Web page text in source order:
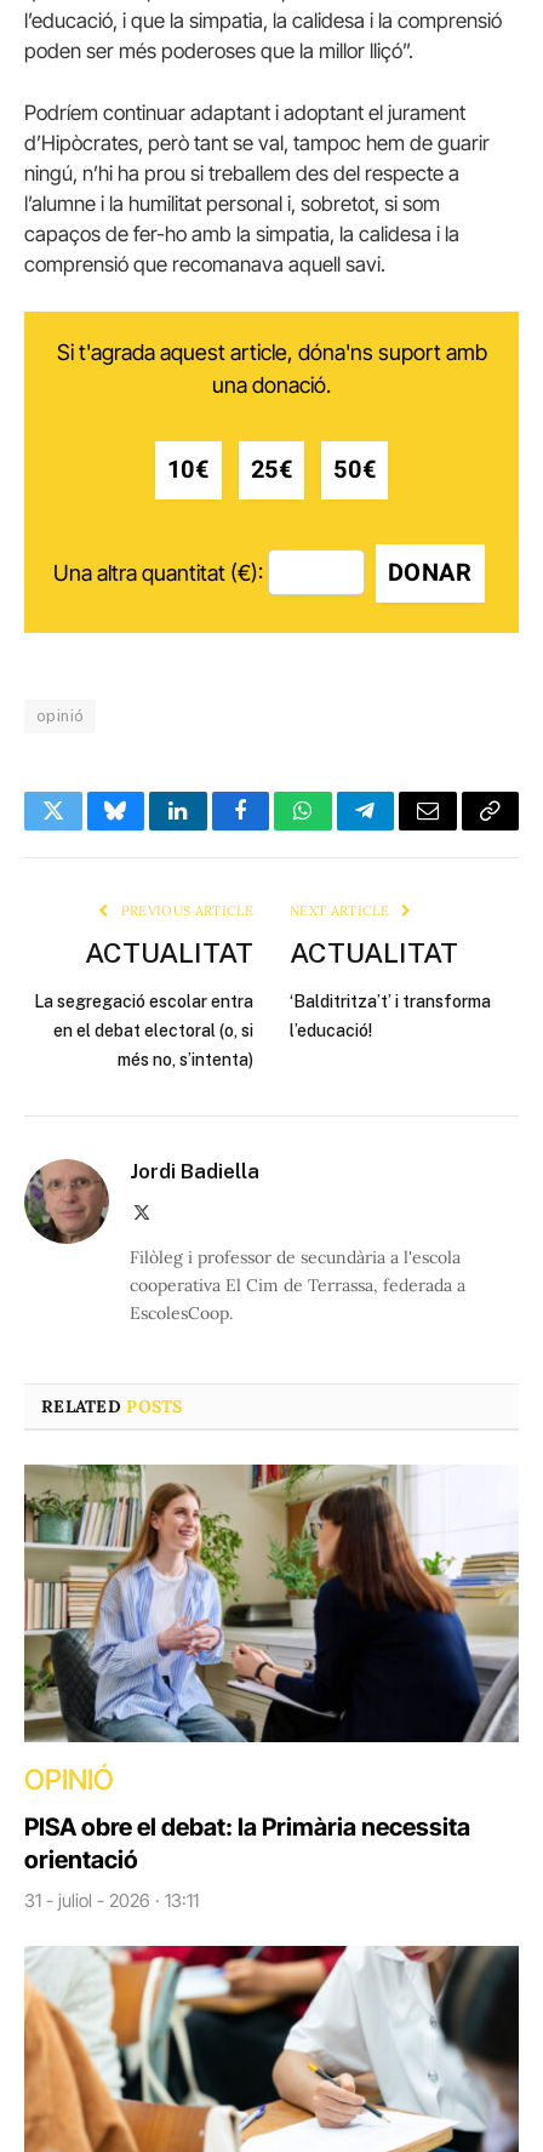
l’educació, i que la simpatia, la calidesa i la comprensió
poden ser més poderoses que la millor lliçó”.
Podríem continuar adaptant i adoptant el jurament
d’Hipòcrates, però tant se val, tampoc hem de guarir
ningú, n’hi ha prou si treballem des del respecte a
l’alumne i la humilitat personal i, sobretot, si som
capaços de fer-ho amb la simpatia, la calidesa i la
comprensió que recomanava aquell savi.
Si t'agrada aquest article, dóna'ns suport amb
una donació.
10€ 25€ 50€
Una altra quantitat (€): DONAR
opinió
TwitterBlueskyLinkedInFacebookWhatsAppTelegramEmail Copy
PREVIOUS ARTICLE
ACTUALITAT
La segregació escolar entra
en el debat electoral (o, si
més no, s’intenta)
NEXT ARTICLE
ACTUALITAT
‘Balditritza’t’ i transforma
l’educació!
Jordi Badiella
Filòleg i professor de secundària a l'escola
cooperativa El Cim de Terrassa, federada a
EscolesCoop.
RELATEDPOSTS
OPINIÓ
PISA obre el debat: la Primària necessita
orientació
31 - juliol - 2026 · 13:11